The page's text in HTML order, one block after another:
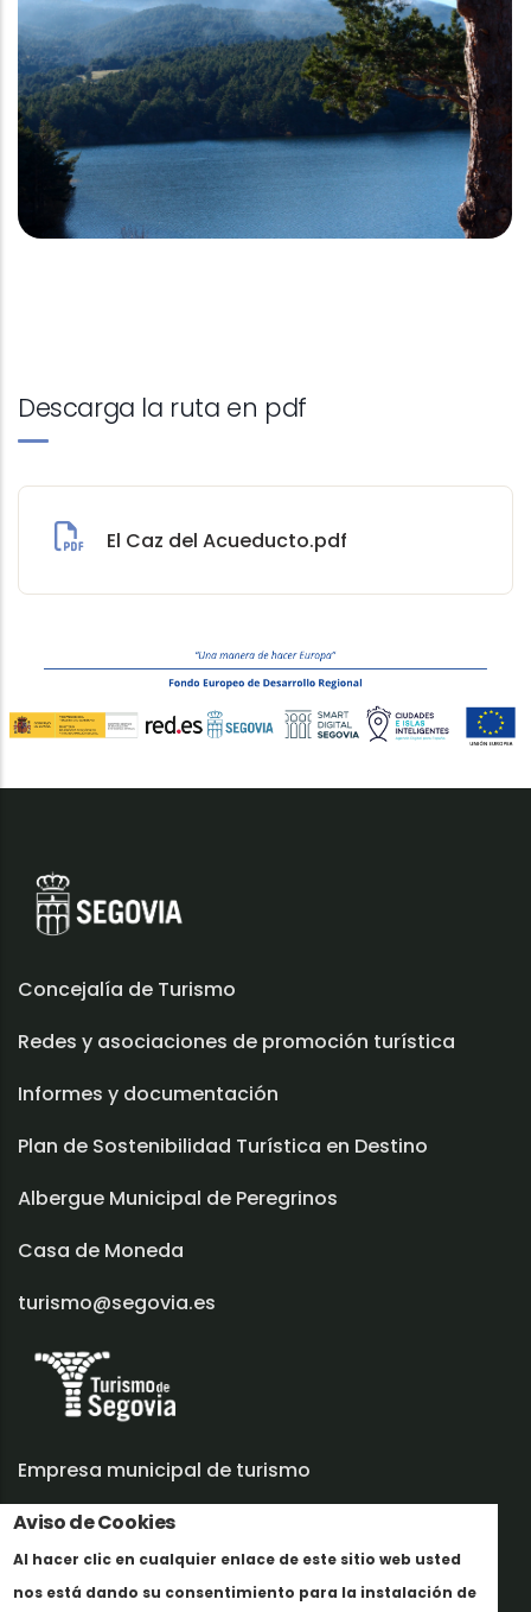
Aviso de Cookies
Al hacer clic en cualquier enlace de este sitio web usted
nos está dando su consentimiento para la instalación de
Descarga la ruta en pdf
El Caz del Acueducto.pdf
Concejalía de Turismo
Redes y asociaciones de promoción turística
Informes y documentación
Plan de Sostenibilidad Turística en Destino
Albergue Municipal de Peregrinos
Casa de Moneda
turismo@segovia.es
Empresa municipal de turismo
Trabaja con nosotros
Informes y documentación